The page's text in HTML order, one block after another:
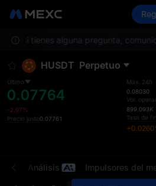
TradFi
Si tienes alguna pregunta,
HUSDT Perpetuo
Último
0.07764
-2.97%
Precio justo0.07761
Máx. 24h
0.08030
Vol.
899.093K
Tasa de
Análisis Impulsores del